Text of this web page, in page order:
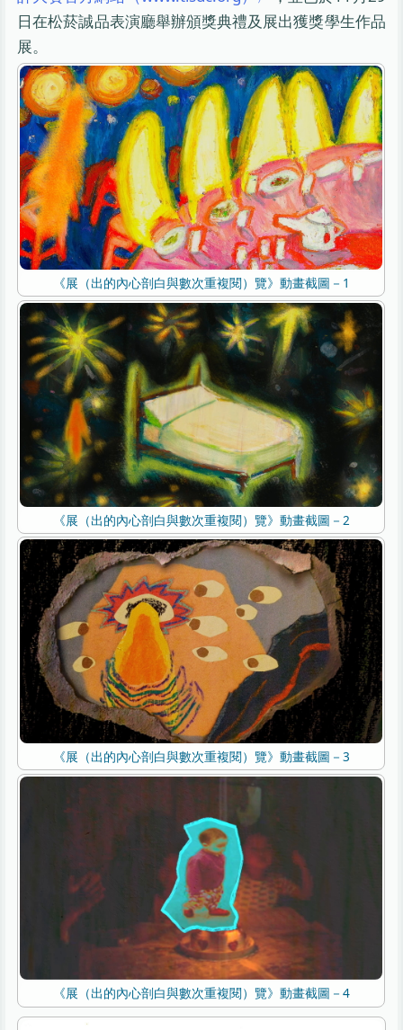
日在松菸誠品表演廳舉辦頒獎典禮及展出獲獎學生作品
展。
《展（出的內心剖白與數次重複閱）覽》動畫截圖－1
《展（出的內心剖白與數次重複閱）覽》動畫截圖－2
《展（出的內心剖白與數次重複閱）覽》動畫截圖－3
《展（出的內心剖白與數次重複閱）覽》動畫截圖－4